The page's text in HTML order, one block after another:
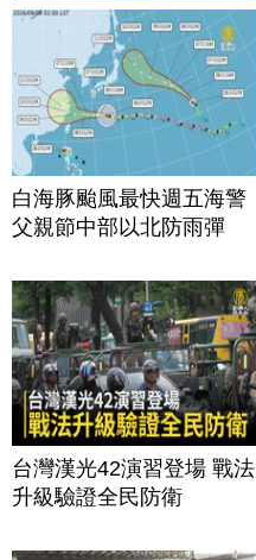
白海豚颱風最快週五海警
父親節中部以北防雨彈
台灣漢光42演習登場 戰法
升級驗證全民防衛